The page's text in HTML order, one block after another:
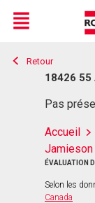
Live
En Direct
Menu
Retour
18426 55
Pas
Accueil
ÉVALUATION
Selon les
Canada